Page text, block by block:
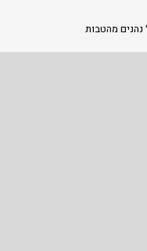
נהנים מהטבות